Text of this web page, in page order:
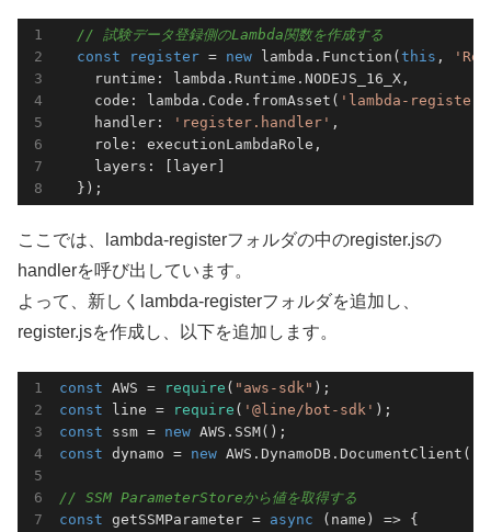
// 試験データ登録側のLambda関数を作成する
const
register = new lambda.Function(this ,
runtime: lambda.Runtime.NODEJS_16_X,
code: lambda.Code.fromAsset( 'lambda-register'
handler:
'register.handler' ,
role: executionLambdaRole,
layers: [layer]
  });
ここでは、lambda-registerフォルダの中のregister.jsの
handlerを呼び出しています。
よって、新しくlambda-registerフォルダを追加し、
register.jsを作成し、以下を追加します。
const AWS = require ( "aws-sdk"
const line = require ( '@line/bot-sdk'
const ssm = new
const dynamo = new AWS.DynamoDB.DocumentClient();
// SSM ParameterStoreから値を取得する
const getSSMParameter = async (name) => {